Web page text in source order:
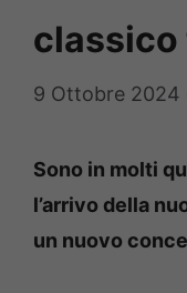
classico
9 Ottobre 2024
Sono in molti
l’arrivo della
un nuovo